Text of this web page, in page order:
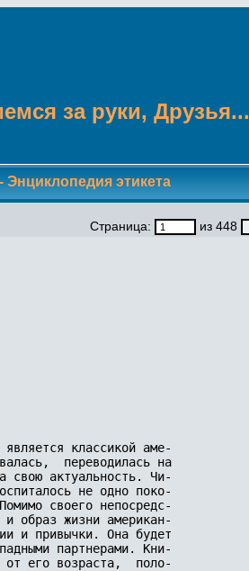
за руки, Друзья...
Энциклопедия этикета
Страница: из 448
классикой аме-
переводилась на
свою актуальность. Чи-
не одно поко-
своего непосредс-
и образ жизни американ-
и привычки. Она будет
партнерами. Кни-
от его возраста,  поло-